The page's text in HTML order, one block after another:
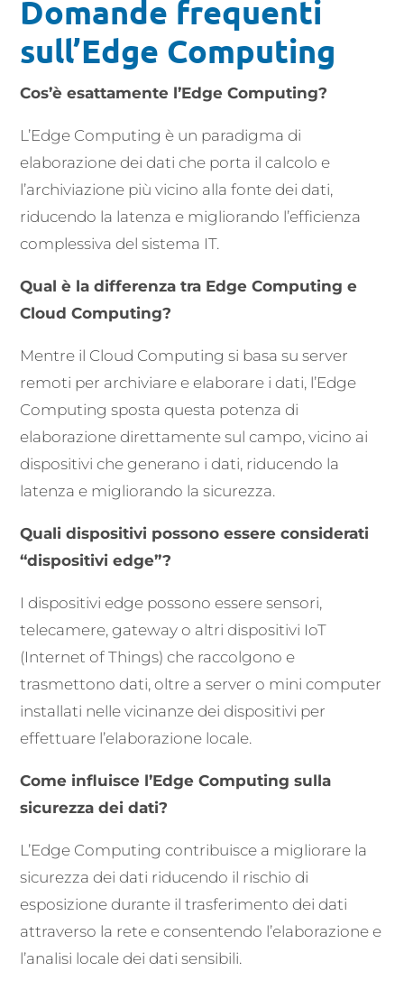
Domande frequenti
sull’Edge Computing
Cos’è esattamente l’Edge Computing?
L’Edge Computing è un paradigma di
elaborazione dei dati che porta il calcolo e
l’archiviazione più vicino alla fonte dei dati,
riducendo la latenza e migliorando l’efficienza
complessiva del sistema IT.
Qual è la differenza tra Edge Computing e
Cloud Computing?
Mentre il Cloud Computing si basa su server
remoti per archiviare e elaborare i dati, l’Edge
Computing sposta questa potenza di
elaborazione direttamente sul campo, vicino ai
dispositivi che generano i dati, riducendo la
latenza e migliorando la sicurezza.
Quali dispositivi possono essere considerati
“dispositivi edge”?
I dispositivi edge possono essere sensori,
telecamere, gateway o altri dispositivi IoT
(Internet of Things) che raccolgono e
trasmettono dati, oltre a server o mini computer
installati nelle vicinanze dei dispositivi per
effettuare l’elaborazione locale.
Come influisce l’Edge Computing sulla
sicurezza dei dati?
L’Edge Computing contribuisce a migliorare la
sicurezza dei dati riducendo il rischio di
esposizione durante il trasferimento dei dati
attraverso la rete e consentendo l’elaborazione e
l’analisi locale dei dati sensibili.